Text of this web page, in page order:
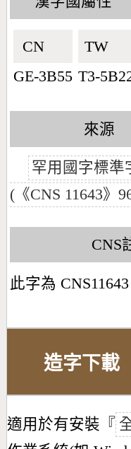
CN🇨🇳
GE-3B55
TW🇹🇼
T3-
來源
罕用國字標準
(《CNS 11643》
CNS
此字為
造字下載
適用於有安裝『